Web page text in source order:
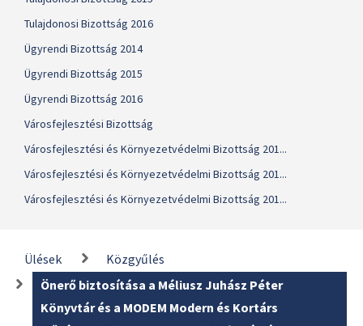
Tulajdonosi Bizottság 2016
Ügyrendi Bizottság 2014
Ügyrendi Bizottság 2015
Ügyrendi Bizottság 2016
Városfejlesztési Bizottság
Városfejlesztési és Környezetvédelmi Bizottság 201...
Városfejlesztési és Környezetvédelmi Bizottság 201...
Városfejlesztési és Környezetvédelmi Bizottság 201...
Ülések
Közgyűlés
Önerő biztosítása a Méliusz Juhász Péter
Könyvtár és a MODEM Modern és Kortárs